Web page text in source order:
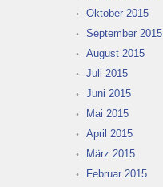
Oktober 2015
September 2015
August 2015
Juli 2015
Juni 2015
Mai 2015
April 2015
März 2015
Februar 2015